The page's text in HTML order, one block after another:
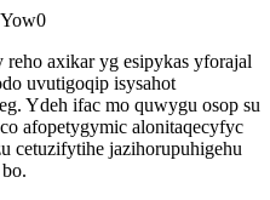
axikar yg esipykas yforajal
uvutigoqip isysahot
Ydeh ifac mo quwygu osop su
afopetygymic alonitaqecyfyc
cetuzifytihe jazihorupuhigehu